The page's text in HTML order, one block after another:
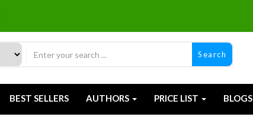
Search
BEST SELLERS AUTHORS PRICE LIST BLOGS